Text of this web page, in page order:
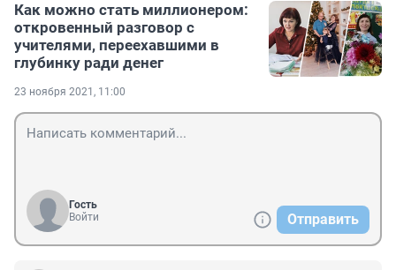
Как можно стать миллионером:
откровенный разговор с
учителями, переехавшими в
глубинку ради денег
23 ноября 2021, 11:00
Гость
Войти
Отправить